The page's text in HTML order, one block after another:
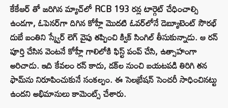
కేకేఆర్ తో జరిగిన మ్యాచ్‌లో RCB 193 రన్ల టార్గెట్ చేధించాల్సి
ఉండగా, ఓపెనర్‌గా దిగిన కోహ్లీ మొదటి ఓవర్‌లోనే డెబ్యూటెంట్ సౌరభ్
దుబే బంతిని స్క్వేర్ లెగ్ వైపు తప్పించి క్విక్ సింగిల్ తీసుకున్నాడు. ఆ రన్
పూర్తి చేసిన వెంటనే కోహ్లీ గాలిలోకి ఫిస్ట్ పంప్ చేసి, ఉత్సాహంగా
అరిచాడు. ఇది కేవలం రన్ కాదు, డక్‌ల నుంచి బయటపడి తిరిగి తన
ఫామ్‌ను నిరూపించుకునే సంకల్పం. ఈ సెలబ్రేషన్ సెంచరీ సాధించినట్టు
ఉందని అభిమానులు కామెంట్స్ చేశారు.